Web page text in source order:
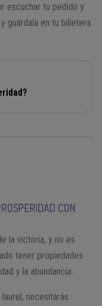
escuchar tu pedido y
guárdala en tu billetera
CON
la victoria, y no es
tener propiedades
y la abundancia.
necesitarás